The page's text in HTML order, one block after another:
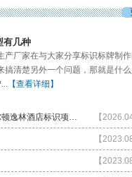
有几种
厂家在与大家分享标识标牌制
搞清楚另外一个问题，那就是什
【查看详细】
州天翔标识有限公司成功完成新西兰奥克兰希尔顿逸林酒店标识项目的出口交付 【
【
【